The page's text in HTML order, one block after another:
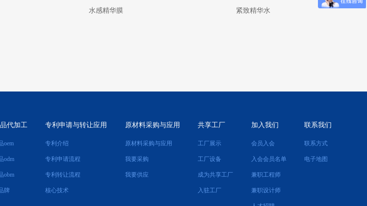
水感精华膜 紧致精华水
代加工
oem
odm
obm
牌
专利申请与转让应用
专利介绍
专利申请流程
专利转让流程
核心技术
原材料采购与应用
原材料采购与应用
我要采购
我要供应
共享工厂
工厂展示
工厂设备
成为共享工厂
入驻工厂
加入我们
会员入会
入会会员名单
兼职工程师
兼职设计师
联系我们
联系方式
电子地图